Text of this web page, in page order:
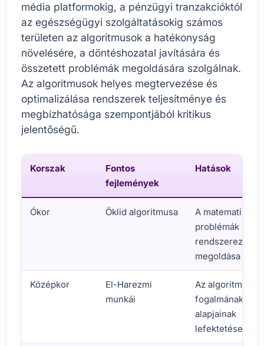
média platformokig, a pénzügyi tranzakcióktól
az egészségügyi szolgáltatásokig számos
területen az algoritmusok a hatékonyság
növelésére, a döntéshozatal javítására és
összetett problémák megoldására szolgálnak.
Az algoritmusok helyes megtervezése és
optimalizálása rendszerek teljesítménye és
megbízhatósága szempontjából kritikus
jelentőségű.
Korszak
Fontos
fejlemények
Hatások
Ókor Öklid algoritmusa
A matematikai
problémák
rendszerezett
megoldása
Középkor
El-Harezmi
munkái
Az algoritmus
fogalmának
alapjainak
lefektetése